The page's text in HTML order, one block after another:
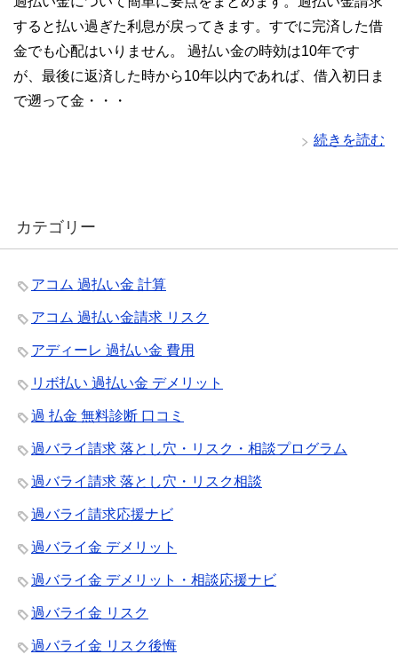
すると払い過ぎた利息が戻ってきます。すでに完済した借
金でも心配はいりません。 過払い金の時効は10年です
が、最後に返済した時から10年以内であれば、借入初日ま
で遡って金・・・
続きを読む
カテゴリー
アコム 過払い金 計算
アコム 過払い金請求 リスク
アディーレ 過払い金 費用
リボ払い 過払い金 デメリット
過 払金 無料診断 口コミ
過バライ請求 落とし穴・リスク・相談プログラム
過バライ請求 落とし穴・リスク相談
過バライ請求応援ナビ
過バライ金 デメリット
過バライ金 デメリット・相談応援ナビ
過バライ金 リスク
過バライ金 リスク後悔